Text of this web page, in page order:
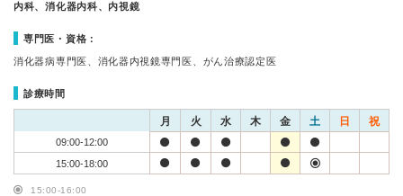
内科、消化器内科、内視鏡
専門医・資格：
消化器病専門医、消化器内視鏡専門医、がん治療認定医
診療時間
月 火 水 木 金 土 日 祝
09:00-12:00
15:00-18:00
15:00-16:00